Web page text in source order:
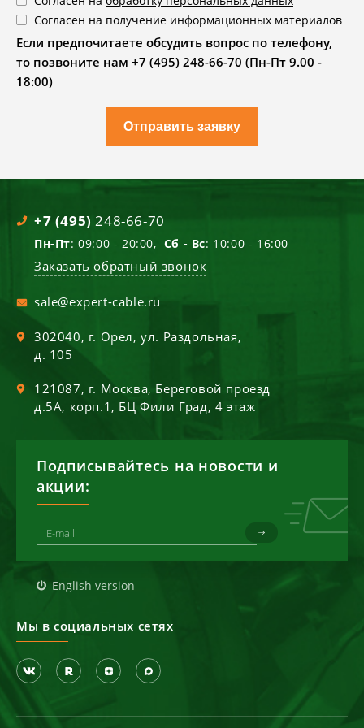
Согласен на получение информационных материалов
Если предпочитаете обсудить вопрос по телефону,
то позвоните нам +7 (495) 248-66-70 (Пн-Пт 9.00 -
18:00)
Отправить заявку
+7 (495) 248-66-70
Пн-Пт: 09:00 - 20:00, Сб - Вс: 10:00 - 16:00
Заказать обратный звонок
sale@expert-cable.ru
302040, г. Орел,ул. Раздольная,
д. 105
121087, г. Москва, Береговой проезд
д.5А, корп.1, БЦ Фили Град, 4 этаж
Подписывайтесь на новости и
акции:
English version
Мы в социальных сетях